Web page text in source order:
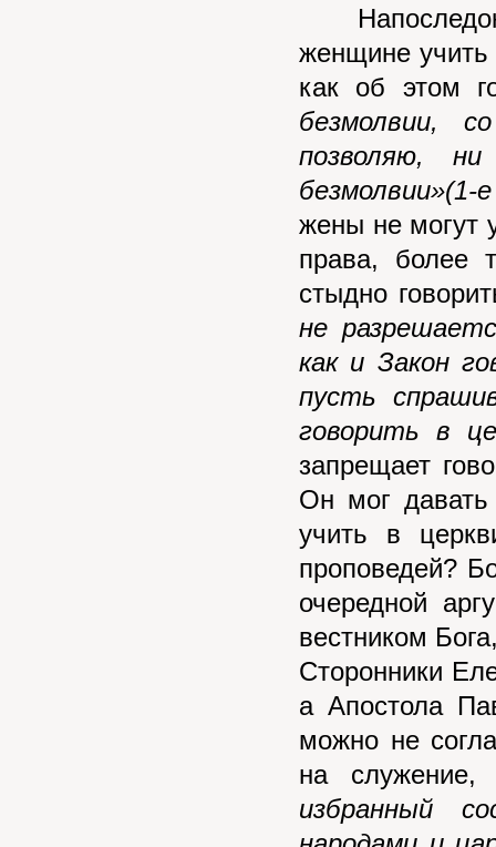
Напоследок
женщине учить
как об этом
безмолвии,
позволяю,
жены не могут
права, более
стыдно
не
как и Закон
пусть
говорить в
запрещает
Он мог давать
учить в
проповедей?
очередной
вестником
Сторонники
а Апостола
можно не
на
избранный